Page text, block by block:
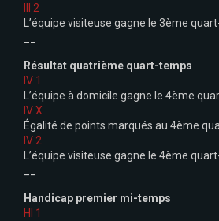
III 2
L’équipe visiteuse gagne le 3ème
Résultat quatrième quart-temps
IV 1
L’équipe à domicile gagne le 4ème
IV X
Égalité de points marqués au 4ème
IV 2
L’équipe visiteuse gagne le 4ème
Handicap premier mi-temps
HI 1